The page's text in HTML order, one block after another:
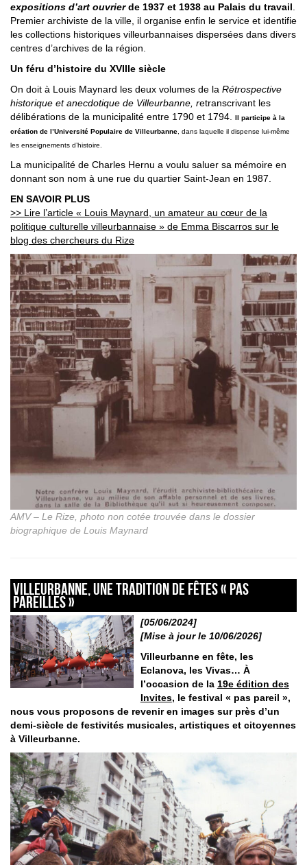
expositions d’art ouvrierde 1937 et 1938 au Palais du travail
Premier archiviste de la ville, il organise enfin le service et identifie
les collections historiques villeurbannaises dispersées dans divers
centres d’archives de la région.
Un féru d’histoire du XVIIIe siècle
On doit à Louis Maynard les deux volumes de la Rétrospective
historique et anecdotique de Villeurbanne, retranscrivant les
délibérations de la municipalité entre 1790 et 1794.
Il participe à la
création de l’Université Populaire de Villeurbanne , dans laquelle il dispense lui-même
les enseignements d’histoire.
La municipalité de Charles Hernu a voulu saluer sa mémoire en
donnant son nom à une rue du quartier Saint-Jean en 1987.
EN SAVOIR PLUS
>> Lire l’article « Louis Maynard, un amateur au cœur de la
politique culturelle villeurbannaise » de Emma Biscarros sur le
blog des chercheurs du Rize
AMV – Le Rize, photo non cotée trouvée dans le dossier
biographique de Louis Maynard
Villeurbanne, une tradition de fêtes « pas
pareilles »
[05/06/2024]
[Mise à jour le 10/06/2026]
Villeurbanne en fête, les
Eclanova, les Vivas… À
l’occasion de la 19e édition des
Invites, le festival « pas pareil »,
nous vous proposons de revenir en images sur près d’un
demi-siècle de festivités musicales, artistiques et citoyennes
à Villeurbanne.